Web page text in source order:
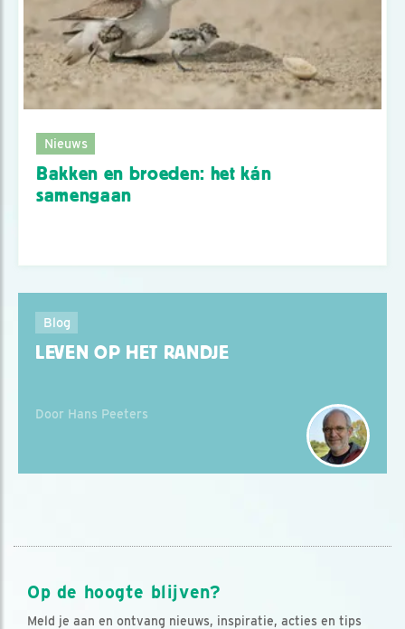
Nieuws
Bakken en broeden: het kán
samengaan
Blog
LEVEN OP HET RANDJE
Door Hans Peeters
Op de hoogte blijven?
Meld je aan en ontvang nieuws, inspiratie, acties en tips